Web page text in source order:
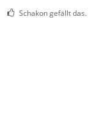
Schakon gefällt das.